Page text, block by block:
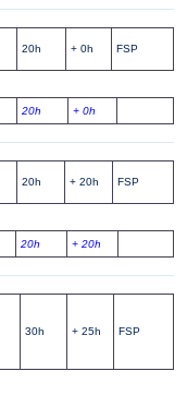
20h + 0h FSP
20h + 0h
20h + 20h FSP
20h + 20h
30h + 25h FSP